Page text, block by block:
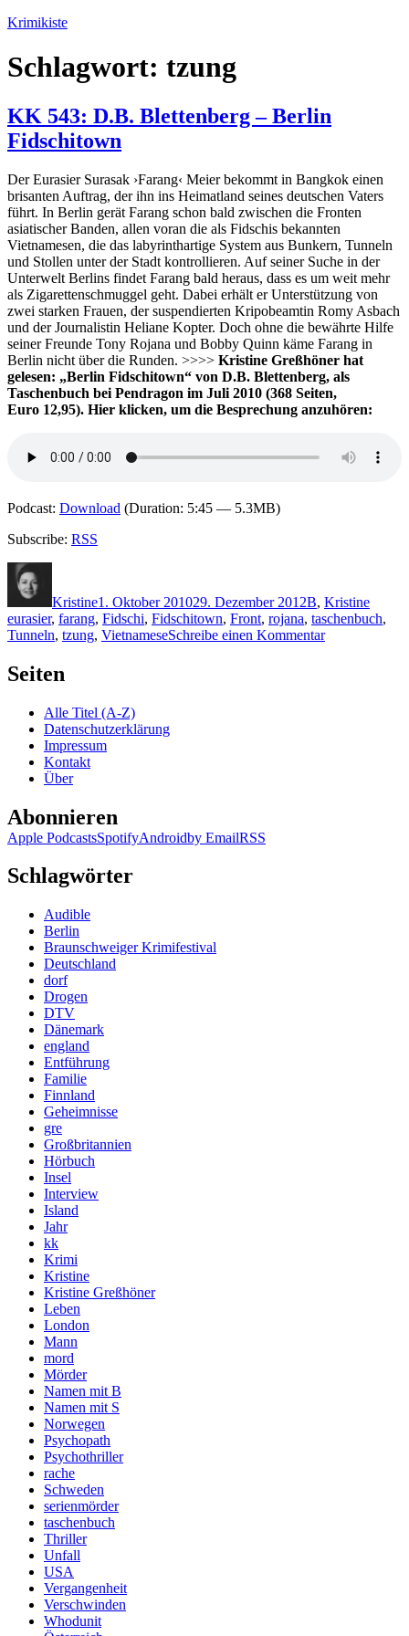
Zum
springen
Krimikiste
Schlagwort: tzung
KK 543: D.B. Blettenberg – Berlin
Fidschitown
Der Eurasier Surasak ›Farang‹ Meier bekommt in Bangkok einen
brisanten Auftrag, der ihn ins Heimatland seines deutschen Vaters
führt. In Berlin gerät Farang schon bald zwischen die Fronten
asiatischer Banden, allen voran die als Fidschis bekannten
Vietnamesen, die das labyrinthartige System aus Bunkern, Tunneln
und Stollen unter der Stadt kontrollieren. Auf seiner Suche in der
Unterwelt Berlins findet Farang bald heraus, dass es um weit mehr
als Zigarettenschmuggel geht. Dabei erhält er Unterstützung von
zwei starken Frauen, der suspendierten Kripobeamtin Romy Asbach
und der Journalistin Heliane Kopter. Doch ohne die bewährte Hilfe
seiner Freunde Tony Rojana und Bobby Quinn käme Farang in
Berlin nicht über die Runden. >>>> Kristine Greßhöner hat
gelesen: „Berlin Fidschitown“ von D.B. Blettenberg, als
Taschenbuch bei Pendragon im Juli 2010 (368 Seiten,
Euro 12,95). Hier klicken, um die Besprechung anzuhören:
Podcast: Download (Duration: 5:45 — 5.3MB)
Subscribe: RSS
Kristine1. Oktober 201029. Dezember 2012B, Kristine
eurasier, farang, Fidschi, Fidschitown, Front, rojana, taschenbuch,
Tunneln, tzung, VietnameseSchreibe einen Kommentarzu
Seiten
Alle Titel (A-Z)
Datenschutzerklärung
Impressum
Kontakt
Über
Abonnieren
Apple PodcastsSpotifyAndroidby EmailRSS
Schlagwörter
Audible
Berlin
Braunschweiger Krimifestival
Deutschland
dorf
Drogen
DTV
Dänemark
england
Entführung
Familie
Finnland
Geheimnisse
gre
Großbritannien
Hörbuch
Insel
Interview
Island
Jahr
kk
Krimi
Kristine
Kristine Greßhöner
Leben
London
Mann
mord
Mörder
Namen mit B
Namen mit S
Norwegen
Psychopath
Psychothriller
rache
Schweden
serienmörder
taschenbuch
Thriller
Unfall
USA
Vergangenheit
Verschwinden
Whodunit